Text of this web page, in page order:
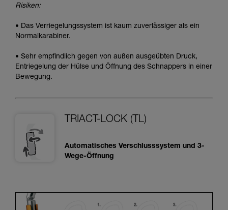
Risiken:
• Das Verriegelungssystem ist kaum zuverlässiger als ein
Normalkarabiner.
• Sehr empfindlich gegen von außen ausgeübten Druck,
Entriegelung der Hülse und Öffnung des Schnappers in einer
Bewegung.
TRIACT-LOCK (TL)
Automatisches Verschlusssystem und 3-
Wege-Öffnung